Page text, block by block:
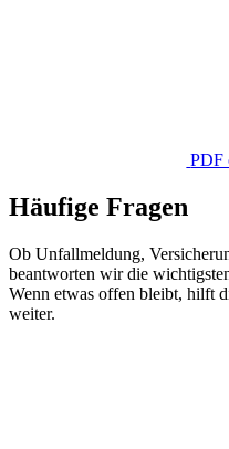
PDF
Häufige Fragen
Ob Unfallmeldung,
beantworten wir die
Wenn etwas offen bleibt, hilft
weiter.